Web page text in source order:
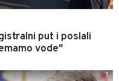
put i poslali
vode"
1